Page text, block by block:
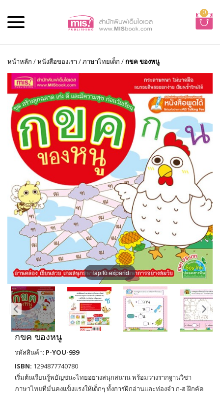
0
หน้าหลัก /หนังสือของเรา /ภาษาไทยเด็ก /กขค ของหนู
Tap to expand
กขค ของหนู
รหัสสินค้า: P-YOU-939
ISBN: 1294877740780
เริ่มต้นเรียนรู้พยัญชนะไทยอย่างสนุกสนาน พร้อมวางรากฐานวิชา
ภาษาไทยที่มั่นคงแข็งแรงให้เด็กๆ ทั้งการฝึกอ่านและท่องจำ ก-ฮ ฝึกคัด